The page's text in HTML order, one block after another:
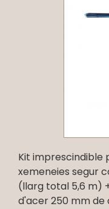
Kit imprescindible
xemeneies segur
(llarg total 5,6 m)
d'acer 250 mm de